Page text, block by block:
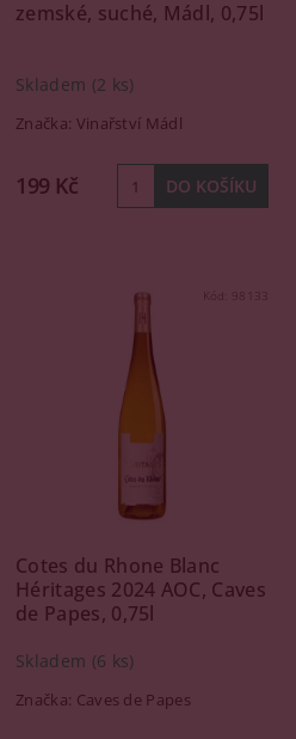
zemské, suché, Mádl, 0,75l
Skladem (2 ks)
Značka: Vinařství Mádl
199 Kč
Kód:
Cotes du Rhone Blanc
Héritages 2024 AOC, Caves
de Papes, 0,75l
Skladem (6 ks)
Značka: Caves de Papes